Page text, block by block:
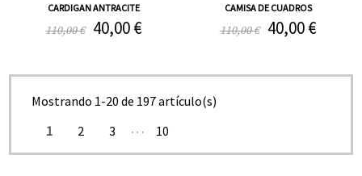
CARDIGAN ANTRACITE
110,00 € 40,00 €
CAMISA DE CUADROS
110,00 € 40,00 €
Mostrando 1-20 de 197 artículo(s)
1
2 3 … 10